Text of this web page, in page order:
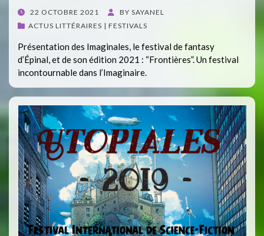
POSTED
ON
22 OCTOBRE 2021 BY SAYANEL
ACTUS LITTÉRAIRES | FESTIVALS
Présentation des Imaginales, le festival de fantasy
d’Épinal, et de son édition 2021 : “Frontières”. Un festival
incontournable dans l’Imaginaire.